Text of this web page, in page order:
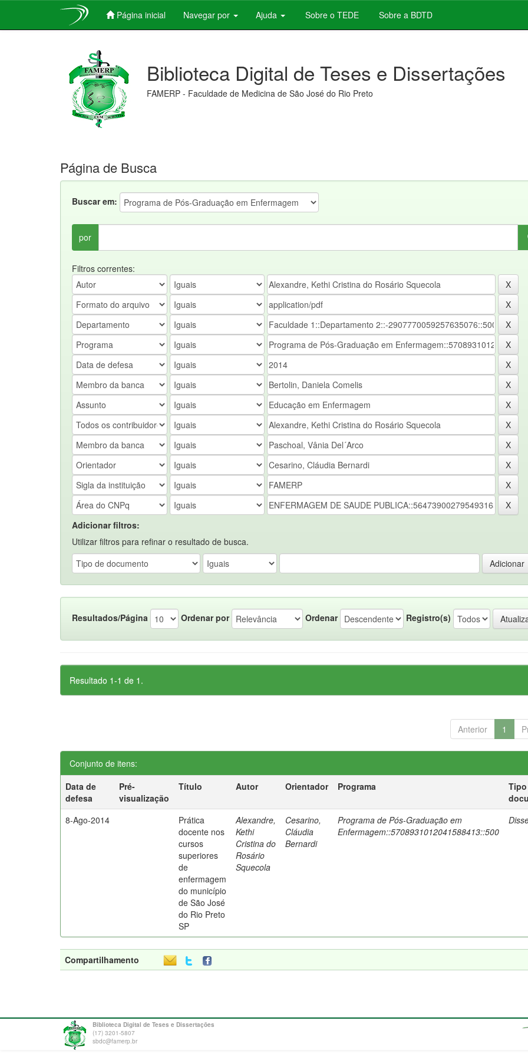
Página inicial Navegar por Ajuda Sobre o TEDE Sobre a BDTD
Biblioteca Digital de Teses e Dissertações
FAMERP - Faculdade de Medicina de São José do Rio Preto
Página de Busca
Buscar em:
por
Filtros correntes:
Adicionar filtros:
Utilizar filtros para refinar o resultado de busca.
Resultados/Página Ordenar por Ordenar Registro(s)
Resultado 1-1 de 1.
Anterior 1
Conjunto de itens:
Data de
defesa
Pré-
visualização
Título Autor Orientador Programa
8-Ago-2014
Prática
docente nos
cursos
superiores
de
enfermagem
do município
de São José
do Rio Preto
SP
Alexandre,
Kethi
Cristina do
Rosário
Squecola
Cesarino,
Cláudia
Bernardi
Programa de Pós-Graduação em
Enfermagem::5708931012041588413::500
Compartilhamento
Biblioteca Digital de Teses e Dissertações
(17) 3201-5807
sbdc@famerp.br